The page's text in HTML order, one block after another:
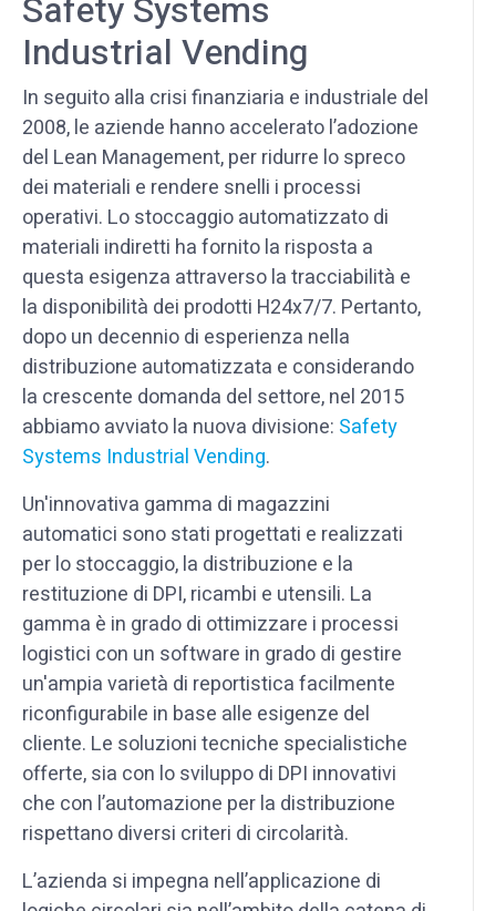
Safety Systems
Industrial Vending
In seguito alla crisi finanziaria e industriale del
2008, le aziende hanno accelerato l’adozione
del Lean Management, per ridurre lo spreco
dei materiali e rendere snelli i processi
operativi. Lo stoccaggio automatizzato di
materiali indiretti ha fornito la risposta a
questa esigenza attraverso la tracciabilità e
la disponibilità dei prodotti H24x7/7. Pertanto,
dopo un decennio di esperienza nella
distribuzione automatizzata e considerando
la crescente domanda del settore, nel 2015
abbiamo avviato la nuova divisione: Safety
Systems Industrial Vending.
Un'innovativa gamma di magazzini
automatici sono stati progettati e realizzati
per lo stoccaggio, la distribuzione e la
restituzione di DPI, ricambi e utensili. La
gamma è in grado di ottimizzare i processi
logistici con un software in grado di gestire
un'ampia varietà di reportistica facilmente
riconfigurabile in base alle esigenze del
cliente. Le soluzioni tecniche specialistiche
offerte, sia con lo sviluppo di DPI innovativi
che con l’automazione per la distribuzione
rispettano diversi criteri di circolarità.
L’azienda si impegna nell’applicazione di